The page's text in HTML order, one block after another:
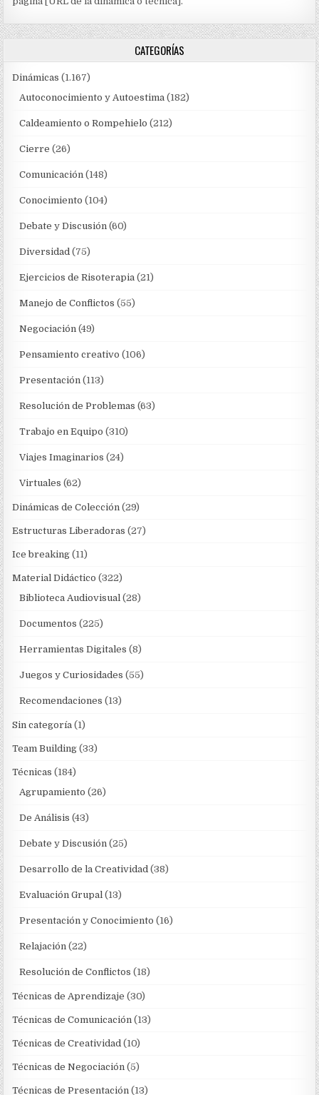
CATEGORÍAS
Dinámicas (1.167)
Autoconocimiento y Autoestima (182)
Caldeamiento o Rompehielo (212)
Cierre (26)
Comunicación (148)
Conocimiento (104)
Debate y Discusión (60)
Diversidad (75)
Ejercicios de Risoterapia (21)
Manejo de Conflictos (55)
Negociación (49)
Pensamiento creativo (106)
Presentación (113)
Resolución de Problemas (63)
Trabajo en Equipo (310)
Viajes Imaginarios (24)
Virtuales (62)
Dinámicas de Colección (29)
Estructuras Liberadoras (27)
Ice breaking (11)
Material Didáctico (322)
Biblioteca Audiovisual (28)
Documentos (225)
Herramientas Digitales (8)
Juegos y Curiosidades (55)
Recomendaciones (13)
Sin categoría (1)
Team Building (33)
Técnicas (184)
Agrupamiento (26)
De Análisis (43)
Debate y Discusión (25)
Desarrollo de la Creatividad (38)
Evaluación Grupal (13)
Presentación y Conocimiento (16)
Relajación (22)
Resolución de Conflictos (18)
Técnicas de Aprendizaje (30)
Técnicas de Comunicación (13)
Técnicas de Creatividad (10)
Técnicas de Negociación (5)
Técnicas de Presentación (13)